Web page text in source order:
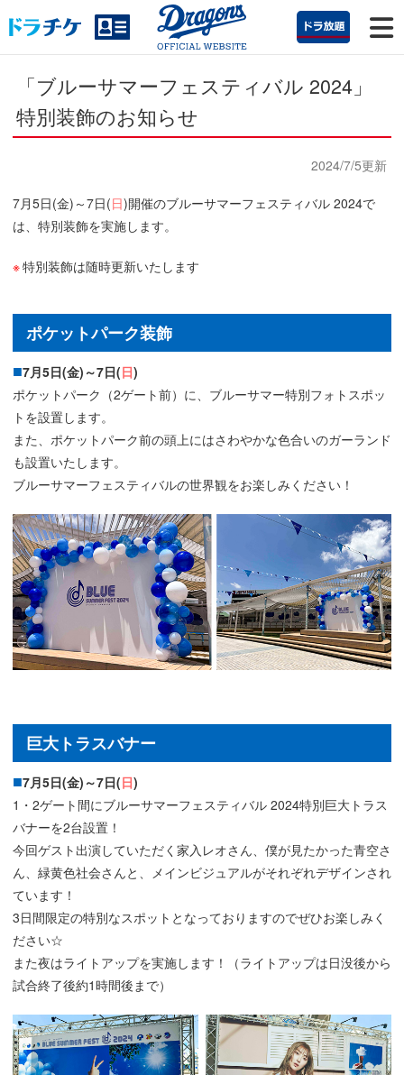
「ブルーサマーフェスティバル 2024」
特別装飾のお知らせ
2024/7/5更新
7月5日(金)～7日(日)開催のブルーサマーフェスティバル 2024で
は、特別装飾を実施します。
特別装飾は随時更新いたします
ポケットパーク装飾
7月5日(金)～7日(日)
ポケットパーク（2ゲート前）に、ブルーサマー特別フォトスポッ
トを設置します。
また、ポケットパーク前の頭上にはさわやかな色合いのガーランド
も設置いたします。
ブルーサマーフェスティバルの世界観をお楽しみください！
巨大トラスバナー
7月5日(金)～7日(日)
1・2ゲート間にブルーサマーフェスティバル 2024特別巨大トラス
バナーを2台設置！
今回ゲスト出演していただく家入レオさん、僕が見たかった青空さ
ん、緑黄色社会さんと、メインビジュアルがそれぞれデザインされ
ています！
3日間限定の特別なスポットとなっておりますのでぜひお楽しみく
ださい☆
また夜はライトアップを実施します！（ライトアップは日没後から
試合終了後約1時間後まで）